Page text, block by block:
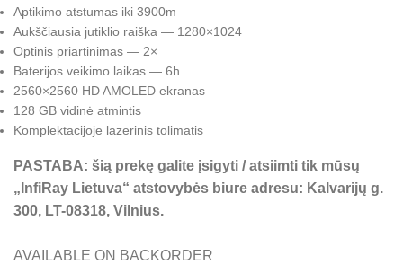
Aptikimo atstumas iki 3900m
Aukščiausia jutiklio raiška — 1280×1024
Optinis priartinimas — 2×
Baterijos veikimo laikas — 6h
2560×2560 HD AMOLED ekranas
128 GB vidinė atmintis
Komplektacijoje lazerinis tolimatis
PASTABA: šią prekę galite įsigyti / atsiimti tik mūsų
„InfiRay Lietuva“ atstovybės biure adresu: Kalvarijų g.
300, LT-08318, Vilnius.
AVAILABLE ON BACKORDER